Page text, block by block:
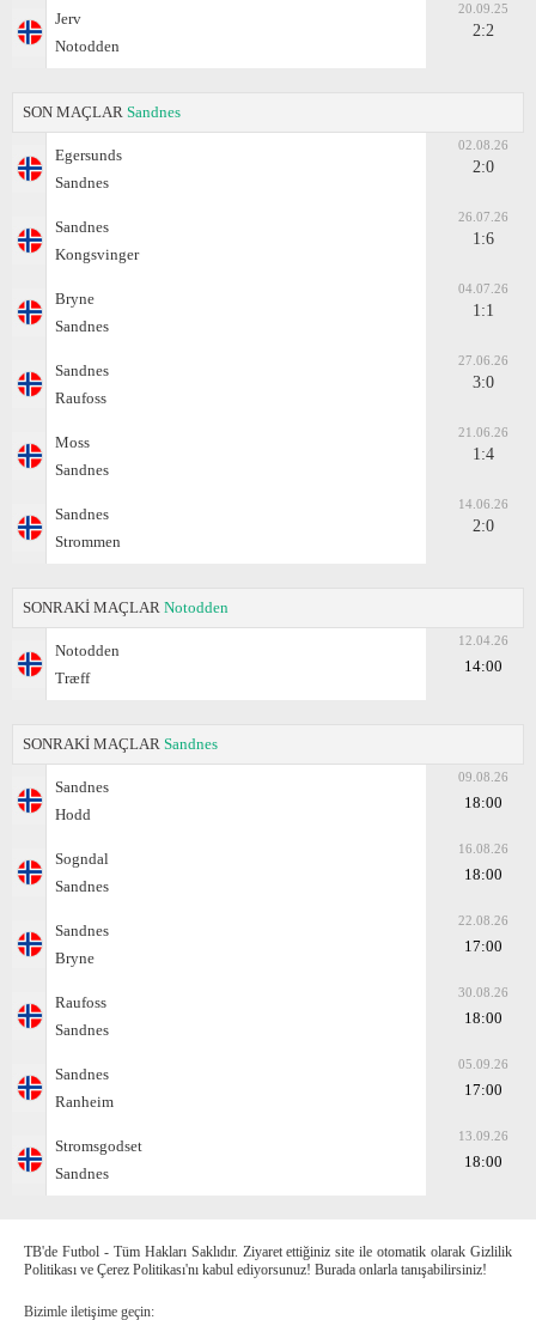
Jerv
Notodden
20.09.25
2:2
SON MAÇLAR Sandnes
Egersunds
Sandnes
02.08.26
2:0
Sandnes
Kongsvinger
26.07.26
1:6
Bryne
Sandnes
04.07.26
1:1
Sandnes
Raufoss
27.06.26
3:0
Moss
Sandnes
21.06.26
1:4
Sandnes
Strommen
14.06.26
2:0
SONRAKİ MAÇLAR Notodden
Notodden
Træff
12.04.26
14:00
SONRAKİ MAÇLAR Sandnes
Sandnes
Hodd
09.08.26
18:00
Sogndal
Sandnes
16.08.26
18:00
Sandnes
Bryne
22.08.26
17:00
Raufoss
Sandnes
30.08.26
18:00
Sandnes
Ranheim
05.09.26
17:00
Stromsgodset
Sandnes
13.09.26
18:00
TB'de Futbol - Tüm Hakları Saklıdır. Ziyaret ettiğiniz site ile otomatik olarak Gizlilik
Politikası ve Çerez Politikası'nı kabul ediyorsunuz! Burada onlarla tanışabilirsiniz!
Bizimle iletişime geçin: